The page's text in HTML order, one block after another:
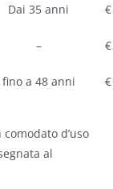
Dai 35 anni
–
fino a 48 anni
d’uso
al